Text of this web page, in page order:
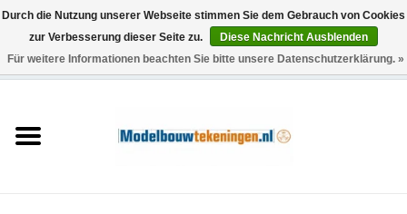
0 Artikel - €0,00
Schiffe
Durch die Nutzung unserer Webseite stimmen Sie dem Gebrauch von Cookies
zur Verbesserung dieser Seite zu.
Diese Nachricht Ausblenden
Für weitere Informationen beachten Sie bitte unsere Datenschutzerklärung. »